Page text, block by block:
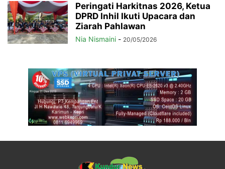
Peringati Harkitnas 2026, Ketua
DPRD Inhil Ikuti Upacara dan
Ziarah Pahlawan
Nia Nismaini - 20/05/2026